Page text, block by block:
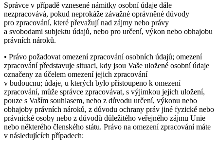
Správce v případě vznesené námitky osobní údaje dále
nezpracovává, pokud neprokáže závažné oprávněné důvody
pro zpracování, které převažují nad zájmy nebo právy
a svobodami subjektu údajů, nebo pro určení, výkon nebo obhajobu
právních nároků.
• Právo požadovat omezení zpracování osobních údajů; omezení
zpracování představuje situaci, kdy jsou Vaše uložené osobní údaje
označeny za účelem omezení jejich zpracování
v budoucnu; údaje, u kterých bylo přistoupeno k omezení
zpracování, může správce zpracovávat, s výjimkou jejich uložení,
pouze s Vaším souhlasem, nebo z důvodu určení, výkonu nebo
obhajoby právních nároků, z důvodu ochrany práv jiné fyzické nebo
právnické osoby nebo z důvodů důležitého veřejného zájmu Unie
nebo některého členského státu. Právo na omezení zpracování máte
v následujících případech: